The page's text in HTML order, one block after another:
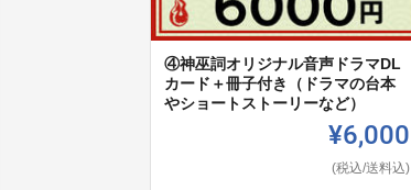
④神巫詞オリジナル音声ドラマDL
カード＋冊子付き（ドラマの台本
やショートストーリーなど）
¥6,000
(税込/送料込)